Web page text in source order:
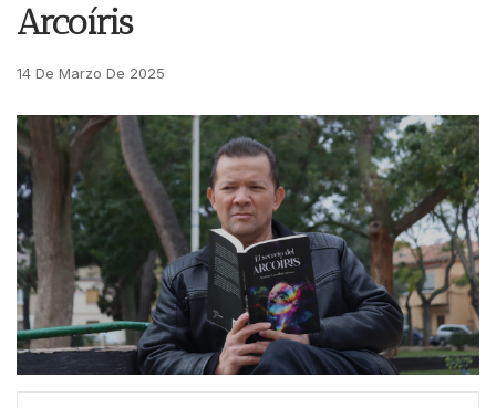
Arcoíris
14 De Marzo De 2025